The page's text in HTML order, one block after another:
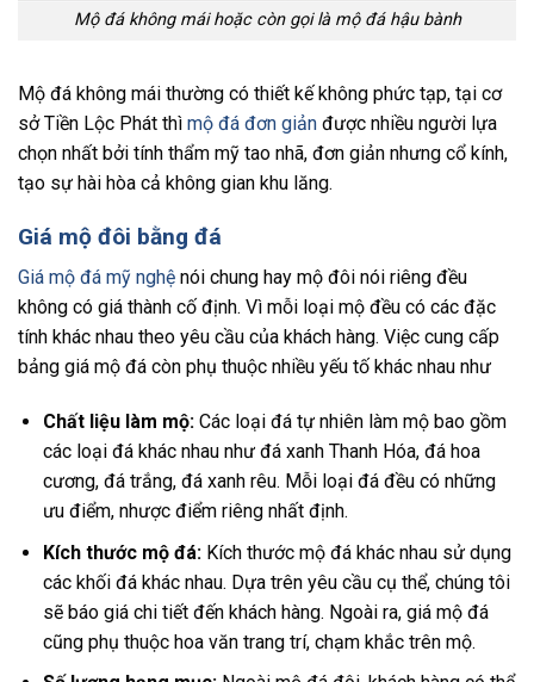
Mộ đá không mái hoặc còn gọi là mộ đá hậu bành
Mộ đá không mái thường có thiết kế không phức tạp, tại cơ
sở Tiền Lộc Phát thì mộ đá đơn giản được nhiều người lựa
chọn nhất bởi tính thẩm mỹ tao nhã, đơn giản nhưng cổ kính,
tạo sự hài hòa cả không gian khu lăng.
Giá mộ đôi bằng đá
Giá mộ đá mỹ nghệ nói chung hay mộ đôi nói riêng đều
không có giá thành cố định. Vì mỗi loại mộ đều có các đặc
tính khác nhau theo yêu cầu của khách hàng. Việc cung cấp
bảng giá mộ đá còn phụ thuộc nhiều yếu tố khác nhau như
Chất liệu làm mộ:Các loại đá tự nhiên làm mộ bao gồm
các loại đá khác nhau như đá xanh Thanh Hóa, đá hoa
cương, đá trắng, đá xanh rêu. Mỗi loại đá đều có những
ưu điểm, nhược điểm riêng nhất định.
Kích thước mộ đá:Kích thước mộ đá khác nhau sử dụng
các khối đá khác nhau. Dựa trên yêu cầu cụ thể, chúng tôi
sẽ báo giá chi tiết đến khách hàng. Ngoài ra, giá mộ đá
cũng phụ thuộc hoa văn trang trí, chạm khắc trên mộ.